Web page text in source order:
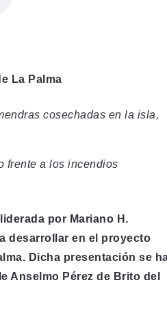
La Palma
cosechadas en la isla,
frente a los incendios
por Mariano H.
desarrollar en el proyecto
Dicha presentación se
Anselmo Pérez de Brito del